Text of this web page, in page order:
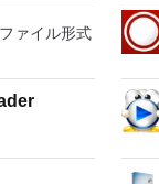
ァイル形式